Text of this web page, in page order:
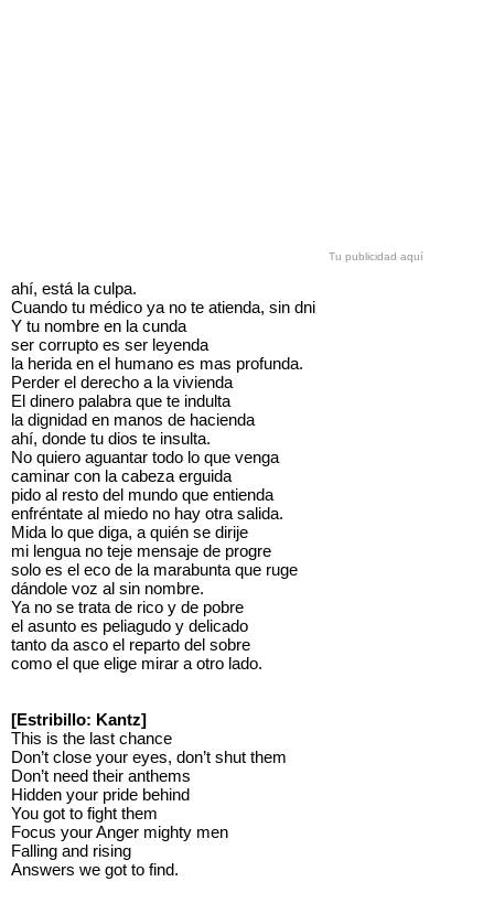
Tu publicidad aquí
ahí, está la culpa.
Cuando tu médico ya no te atienda, sin dni
Y tu nombre en la cunda
ser corrupto es ser leyenda
la herida en el humano es mas profunda.
Perder el derecho a la vivienda
El dinero palabra que te indulta
la dignidad en manos de hacienda
ahí, donde tu dios te insulta.
No quiero aguantar todo lo que venga
caminar con la cabeza erguida
pido al resto del mundo que entienda
enfréntate al miedo no hay otra salida.
Mida lo que diga, a quién se dirije
mi lengua no teje mensaje de progre
solo es el eco de la marabunta que ruge
dándole voz al sin nombre.
Ya no se trata de rico y de pobre
el asunto es peliagudo y delicado
tanto da asco el reparto del sobre
como el que elige mirar a otro lado.
[Estribillo: Kantz]
This is the last chance
Don’t close your eyes, don’t shut them
Don’t need their anthems
Hidden your pride behind
You got to fight them
Focus your Anger mighty men
Falling and rising
Answers we got to find.